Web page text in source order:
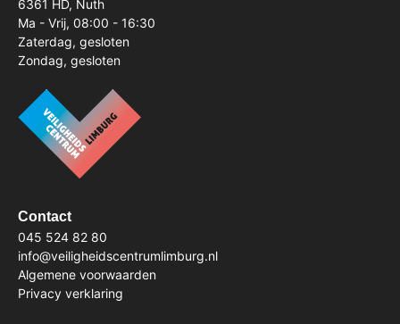
6361 HD, Nuth
Ma - Vrij, 08:00 - 16:30
Zaterdag, gesloten
Zondag, gesloten
Contact
045 524 82 80
info@veiligheidscentrumlimburg.nl
Algemene voorwaarden
Privacy verklaring